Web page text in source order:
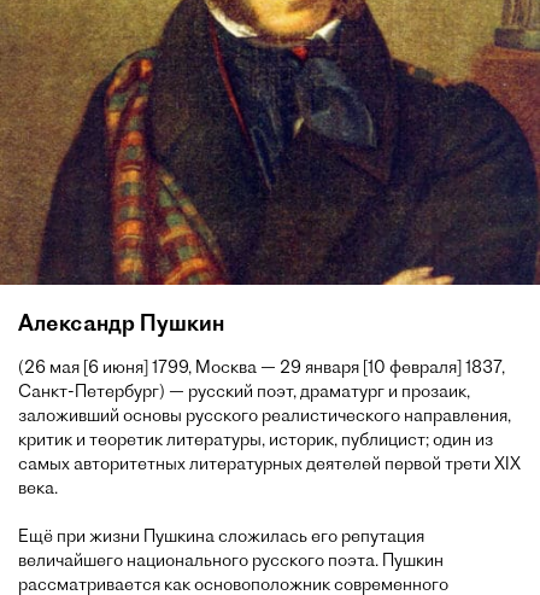
Александр Пушкин
(26 мая [6 июня] 1799, Москва — 29 января [10 февраля] 1837,
Санкт-Петербург) — русский поэт, драматург и прозаик,
заложивший основы русского реалистического направления,
критик и теоретик литературы, историк, публицист; один из
самых авторитетных литературных деятелей первой трети XIX
века.
Ещё при жизни Пушкина сложилась его репутация
величайшего национального русского поэта. Пушкин
рассматривается как основоположник современного